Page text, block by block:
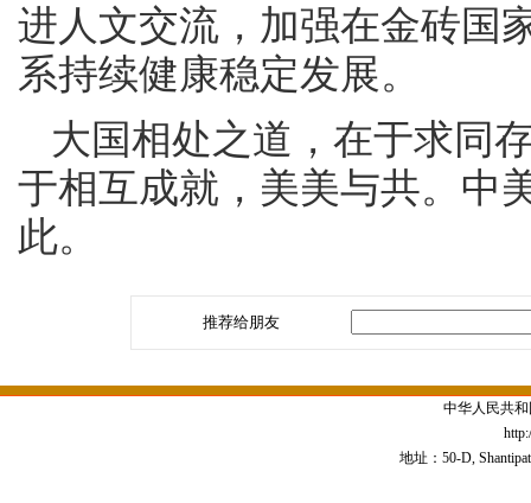
进人文交流，加强在金砖国
系持续健康稳定发展。
大国相处之道，在于求同
于相互成就，美美与共。中
此。
推荐给朋友
中华人民共
地址：50-D,